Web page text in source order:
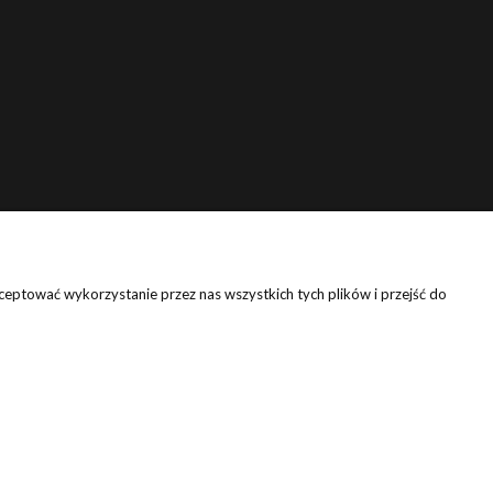
wykorzystanie przez nas wszystkich tych plików i przejść do